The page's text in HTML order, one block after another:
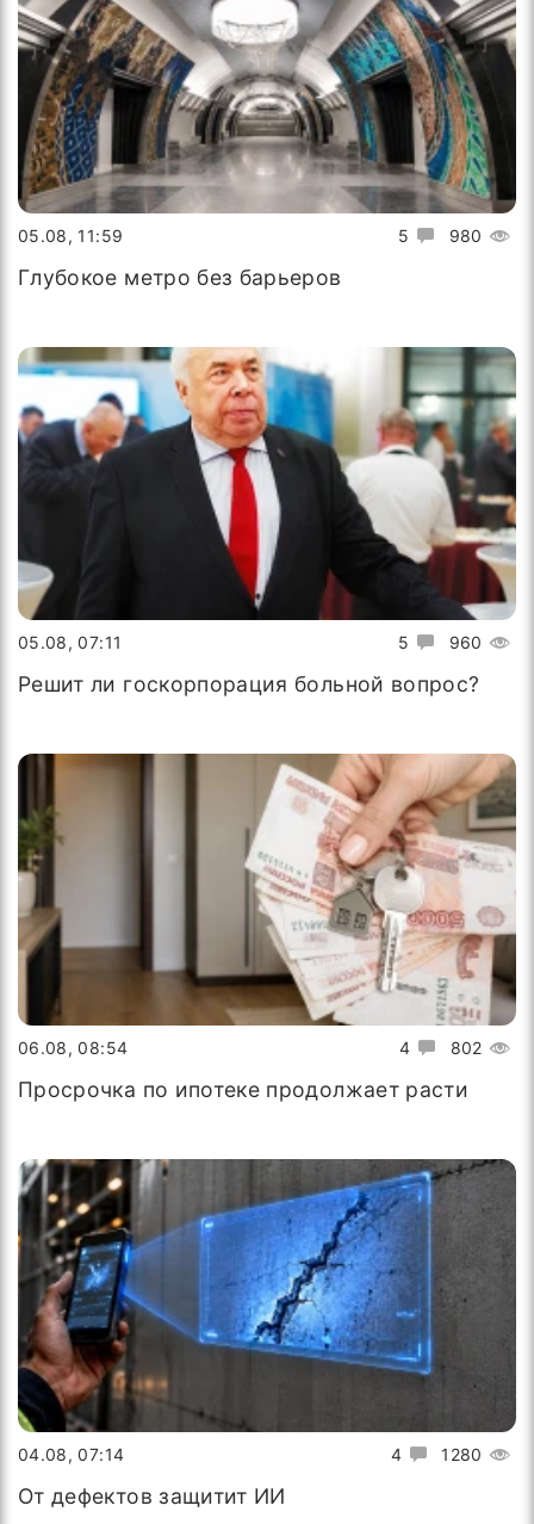
5 980
05.08, 11:59
Глубокое метро без барьеров
5 960
05.08, 07:11
Решит ли госкорпорация больной вопрос?
4 802
06.08, 08:54
Просрочка по ипотеке продолжает расти
4 1280
04.08, 07:14
От дефектов защитит ИИ